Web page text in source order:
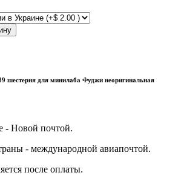
шестерня для минилаба Фуджи неоригинальная
- Новой почтой.
- международной авиапочтой.
после оплаты.